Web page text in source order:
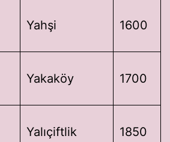
Yahşi 1600
Yakaköy 1700
Yalıçiftlik 1850